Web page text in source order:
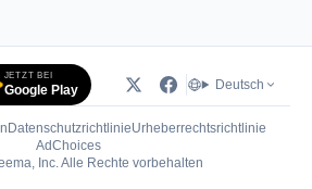
JETZT BEI
Google Play Deutsch
DatenschutzrichtlinieUrheberrechtsrichtlinie
AdChoices(öffnet in neuem Tab)
Inc. Alle Rechte vorbehalten